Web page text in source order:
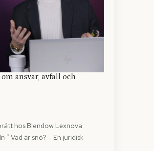
ansvar, avfall och
hos Blendow Lexnova
Vad är snö? – En juridisk